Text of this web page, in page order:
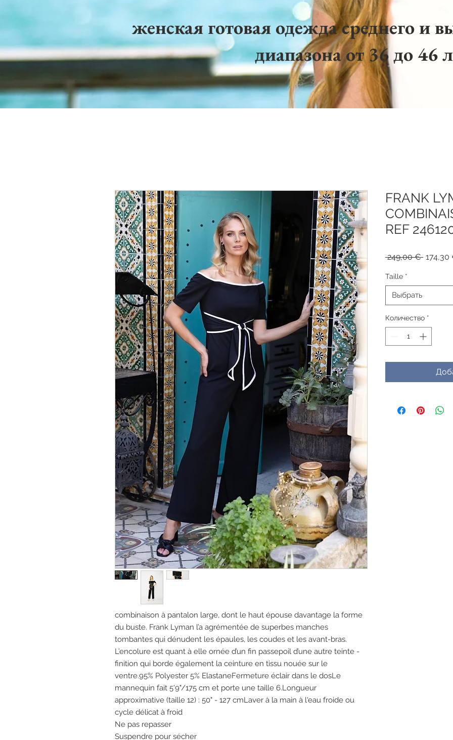
женская готовая одежда среднего и
диапазона от 36 до 46
combinaison à pantalon large, dont le haut épouse davantage la forme
du buste. Frank Lyman l’a agrémentée de superbes manches
tombantes qui dénudent les épaules, les coudes et les avant-bras.
L’encolure est quant à elle ornée d’un fin passepoil d’une autre teinte -
finition qui borde également la ceinture en tissu nouée sur le
ventre.95% Polyester 5% ElastaneFermeture éclair dans le dosLe
mannequin fait 5'9"/175 cm et porte une taille 6.Longueur
approximative (taille 12) : 50" - 127 cmLaver à la main à l'eau froide ou
cycle délicat à froid
Ne pas repasser
Suspendre pour sécher
FRANK
REF
249,00 € 174,30
Taille *
Выбрать
Количество *